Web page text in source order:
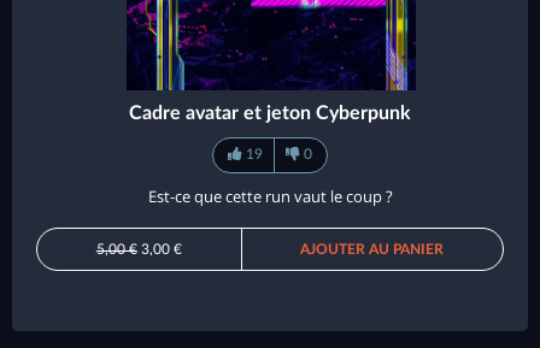
Cadre avatar et jeton Cyberpunk
19 0
Est-ce que cette run vaut le coup ?
5,00 €3,00 € AJOUTER AU PANIER